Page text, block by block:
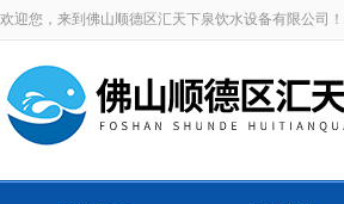
欢迎您，来到佛山顺德区汇天下泉饮水设备有限公司！